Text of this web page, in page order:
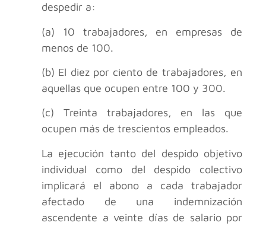
despedir a:
(a) 10 trabajadores, en empresas de
menos de 100.
(b) El diez por ciento de trabajadores, en
aquellas que ocupen entre 100 y 300.
(c) Treinta trabajadores, en las que
ocupen más de trescientos empleados.
La ejecución tanto del despido objetivo
individual como del despido colectivo
implicará el abono a cada trabajador
afectado de una indemnización
ascendente a veinte días de salario por